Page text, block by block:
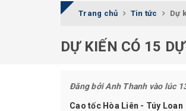
Trang chủ Tin tức Dự
DỰ KIẾN CÓ 15
Đăng bởiAnh Thanhvào lúc
Cao tốc Hòa Liên - Túy Loan